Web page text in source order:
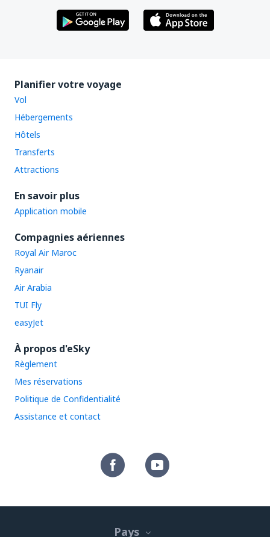
Planifier votre voyage
Vol
Hébergements
Hôtels
Transferts
Attractions
En savoir plus
Application mobile
Compagnies aériennes
Royal Air Maroc
Ryanair
Air Arabia
TUI Fly
easyJet
À propos d'eSky
Règlement
Mes réservations
Politique de Confidentialité
Assistance et contact
Pays